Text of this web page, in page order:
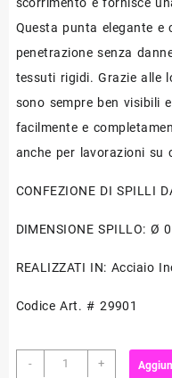
Questa punta elegante
penetrazione senza
tessuti rigidi. Grazie alle
sono sempre ben visibili
facilmente e
anche per lavorazioni su
CONFEZIONE DI SPILLI
DIMENSIONE SPILLO: Ø
REALIZZATI IN: Acciaio
Codice Art. # 29901
-
Spilli
+